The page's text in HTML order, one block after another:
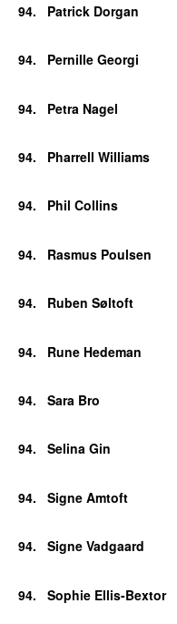
94.
Patrick Dorgan
94.
Pernille Georgi
94.
Petra Nagel
94.
Pharrell Williams
94.
Phil Collins
94.
Rasmus Poulsen
94.
Ruben Søltoft
94.
Rune Hedeman
94.
Sara Bro
94.
Selina Gin
94.
Signe Amtoft
94.
Signe Vadgaard
94.
Sophie Ellis-Bextor